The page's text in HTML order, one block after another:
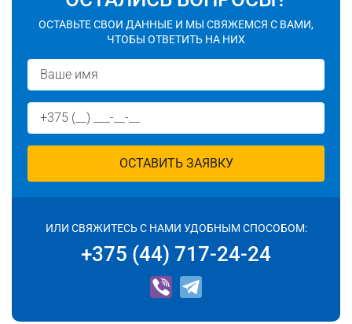
ОСТАВЬТЕ СВОИ ДАННЫЕ И МЫ СВЯЖЕМСЯ С ВАМИ,
ЧТОБЫ ОТВЕТИТЬ НА НИХ
ОСТАВИТЬ ЗАЯВКУ
ИЛИ СВЯЖИТЕСЬ С НАМИ УДОБНЫМ СПОСОБОМ:
+375 (44) 717-24-24